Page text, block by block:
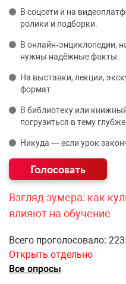
В соцсети и на
ролики и подборки.
В онлайн‑энциклопедии,
нужны надёжные факты.
На выставки, лекции,
формат.
В библиотеку или
погрузиться в тему глубже.
Никуда — если урок
Взгляд зумера: как
влияют на обучение
Всего проголосовало:
Открыть отдельно
Все опросы